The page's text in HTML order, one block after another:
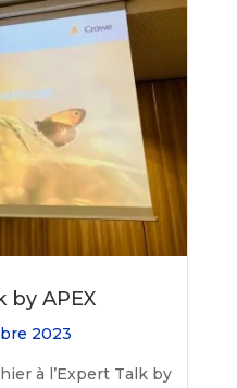
by APEX
2023
à l’Expert Talk by